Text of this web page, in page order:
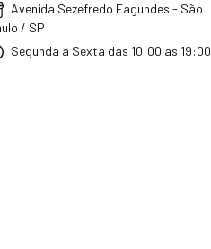
Avenida Sezefredo Fagundes - São
/ SP
Segunda a Sexta das 10:00 as 19:00